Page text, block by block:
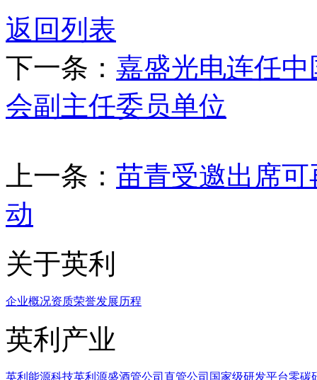
返回列表
下一条： 嘉盛光电连任
会副主任委员单位
上一条： 苗青受邀出席
动
关于英利
企业概况资质荣誉发展历程
英利产业
英利能源科技英利源盛酒管公司 直管公司 国家级研发平台零碳